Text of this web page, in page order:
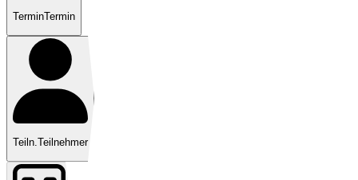
TerminTermin
Teiln.Teilnehmer